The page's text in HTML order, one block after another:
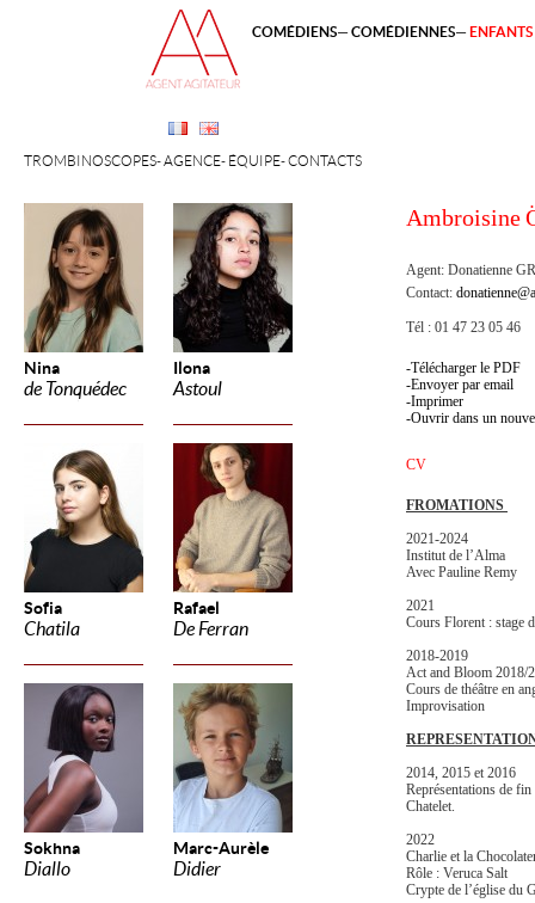
Nina
de Tonquédec
Ilona
Astoul
Sofia
Chatila
Rafael
De Ferran
Sokhna
Diallo
Marc-Aurèle
Didier
TROMBINOSCOPES AGENCE ÉQUIPE CONTACTS
COMÉDIENS COMÉDIENNES
Ambroisine
Agent: Donatienne
Contact:
Tél : 01 47 23 05 46
Télécharger le PDF
Envoyer par email
Imprimer
Ouvrir dans un
CV
FROMATIONS
2021-2024
Institut de l’Alma
Avec Pauline Remy
2021
Cours Florent : stage
2018-2019
Act and Bloom 2018/
Cours de théâtre en
Improvisation
2014, 2015 et 2016
Représentations de fin
Chatelet.
2022
Charlie et la
Rôle : Veruca Salt
Crypte de l’église du